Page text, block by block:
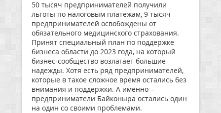
50 тысяч предпринимателей получили
льготы по налоговым платежам, 9 тысяч
предпринимателей освобождены от
обязательного медицинского страхования.
Принят специальный план по поддержке
бизнеса области до 2023 года, на который
бизнес-сообщество возлагает большие
надежды. Хотя есть ряд предпринимателей,
которые в такое сложное время остались без
внимания и поддержки. А именно –
предприниматели Байконыра остались один
на один со своими проблемами.